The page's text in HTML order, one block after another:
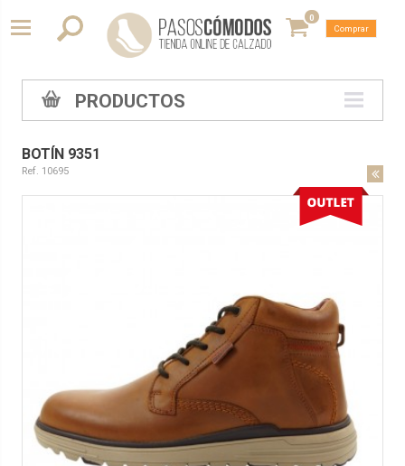
0
Comprar
PRODUCTOS
BOTÍN 9351
Ref. 10695